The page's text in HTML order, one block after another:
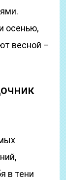
осенью,
весной –
в тени